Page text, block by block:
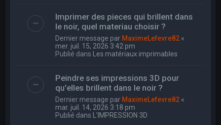
Imprimer des pieces qui brillent dans
le noir, quel materiau choisir ?
Dernier message par MaximeLefevre82 «
mer. juil. 15, 2026 3:42 pm
Publié dans Les matériaux imprimables
Peindre ses impressions 3D pour
qu'elles brillent dans le noir ?
Dernier message par MaximeLefevre82 «
mar. juil. 14, 2026 3:18 pm
Publié dans L'IMPRESSION 3D